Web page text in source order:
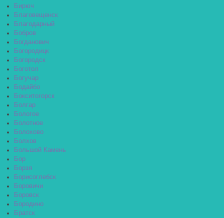
Бирюч
Благовещенск
Благодарный
Бобров
Богданович
Богородицк
Богородск
Боготол
Богучар
Бодайбо
Бокситогорск
Болгар
Бологое
Болотное
Болохово
Болхов
Большой Камень
Бор
Борзя
Борисоглебск
Боровичи
Боровск
Бородино
Братск